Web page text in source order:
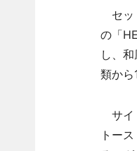
セッ
の「
し、
類から
サイ
トー